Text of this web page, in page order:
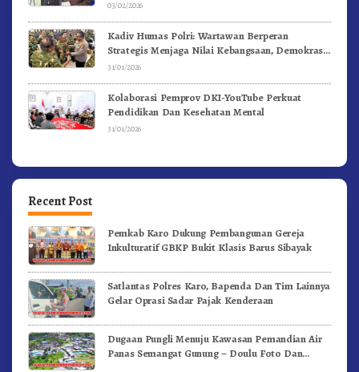
03/02/2026
Kadiv Humas Polri: Wartawan Berperan
Strategis Menjaga Nilai Kebangsaan, Demokrasi,
dan NKRI
31/01/2026
Kolaborasi Pemprov DKI-YouTube Perkuat
Pendidikan Dan Kesehatan Mental
31/01/2026
Recent Post
Pemkab Karo Dukung Pembangunan Gereja
Inkulturatif GBKP Bukit Klasis Barus Sibayak
Satlantas Polres Karo, Bapenda Dan Tim Lainnya
Gelar Oprasi Sadar Pajak Kenderaan
Dugaan Pungli Menuju Kawasan Pemandian Air
Panas Semangat Gunung – Doulu Foto Dan